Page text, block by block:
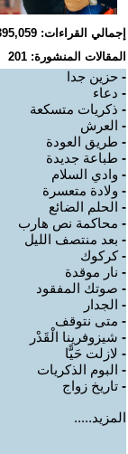
إجمالي القراءات: 395,059
المقالات المنشورة: 201
- حزين جدا
- دعاء
- ذكريات متسكعة
- العرش
- طريق العودة
- طباعة جديدة
- وادي السلام
- ولادة متعسرة
- الحلم الضائع
- محاكمة نص هارب
- بعد منتصف الليل
-كركوك
- نار موقدة
- صوتك المفقود
- الجدار
- متى نتوقف
- شيزوفرينا الْقَدْر
- لازلت حَيًّا
- البوم الذكريات
- تاريخ زواج
المزيد.....